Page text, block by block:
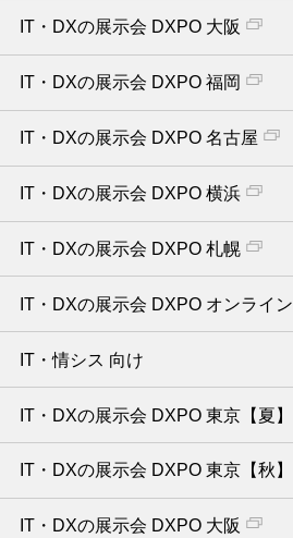
IT・DXの展示会 DXPO 大阪
IT・DXの展示会 DXPO 福岡
IT・DXの展示会 DXPO 名古屋
IT・DXの展示会 DXPO 横浜
IT・DXの展示会 DXPO 札幌
IT・DXの展示会 DXPO オンライン
IT・情シス 向け
IT・DXの展示会 DXPO 東京【夏】
IT・DXの展示会 DXPO 東京【秋】
IT・DXの展示会 DXPO 大阪